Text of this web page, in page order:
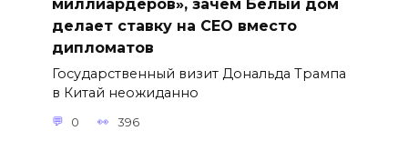
миллиардеров», зачем Белый дом
делает ставку на CEO вместо
дипломатов
Государственный визит Дональда Трампа
в Китай неожиданно
0 396